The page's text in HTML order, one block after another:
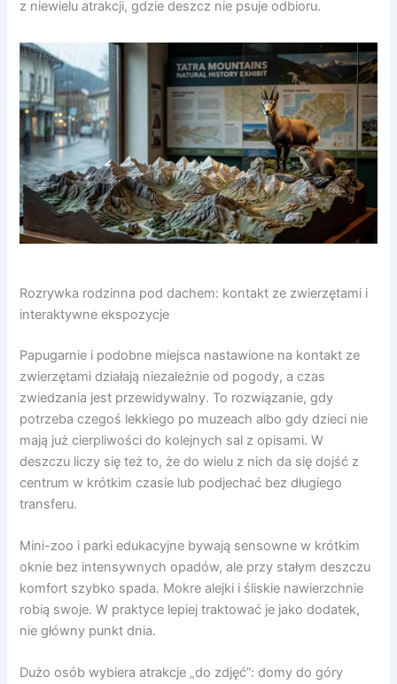
z niewielu atrakcji, gdzie deszcz nie psuje odbioru.
Rozrywka rodzinna pod dachem: kontakt ze zwierzętami i
interaktywne ekspozycje
Papugarnie i podobne miejsca nastawione na kontakt ze
zwierzętami działają niezależnie od pogody, a czas
zwiedzania jest przewidywalny. To rozwiązanie, gdy
potrzeba czegoś lekkiego po muzeach albo gdy dzieci nie
mają już cierpliwości do kolejnych sal z opisami. W
deszczu liczy się też to, że do wielu z nich da się dojść z
centrum w krótkim czasie lub podjechać bez długiego
transferu.
Mini-zoo i parki edukacyjne bywają sensowne w krótkim
oknie bez intensywnych opadów, ale przy stałym deszczu
komfort szybko spada. Mokre alejki i śliskie nawierzchnie
robią swoje. W praktyce lepiej traktować je jako dodatek,
nie główny punkt dnia.
Dużo osób wybiera atrakcje „do zdjęć”: domy do góry